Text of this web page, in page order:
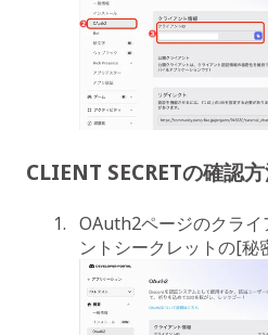
CLIENT SECRETの確認
OAuth2ページのクラ
ントシークレットの[秘